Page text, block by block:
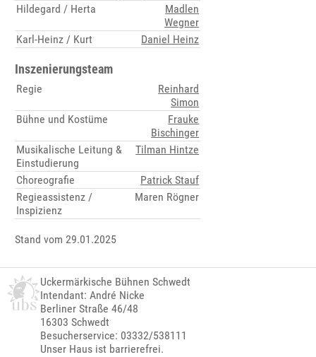
Hildegard / Herta
Madlen
Wegner
Karl-Heinz / Kurt
Daniel Heinz
Inszenierungsteam
Regie
Reinhard
Simon
Bühne und Kostüme
Frauke
Bischinger
Musikalische Leitung &
Einstudierung
Tilman Hintze
Choreografie
Patrick Stauf
Regieassistenz /
Inspizienz
Maren Rögner
Stand vom 29.01.2025
Uckermärkische Bühnen Schwedt
Intendant: André Nicke
Berliner Straße 46/48
16303 Schwedt
Besucherservice: 03332/538111
Unser Haus ist barrierefrei.